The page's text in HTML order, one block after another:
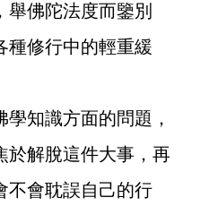
佛陀法度而鑒別
種修行中的輕重緩
知識方面的問題，
於解脫這件大事，再
不會耽誤自己的行